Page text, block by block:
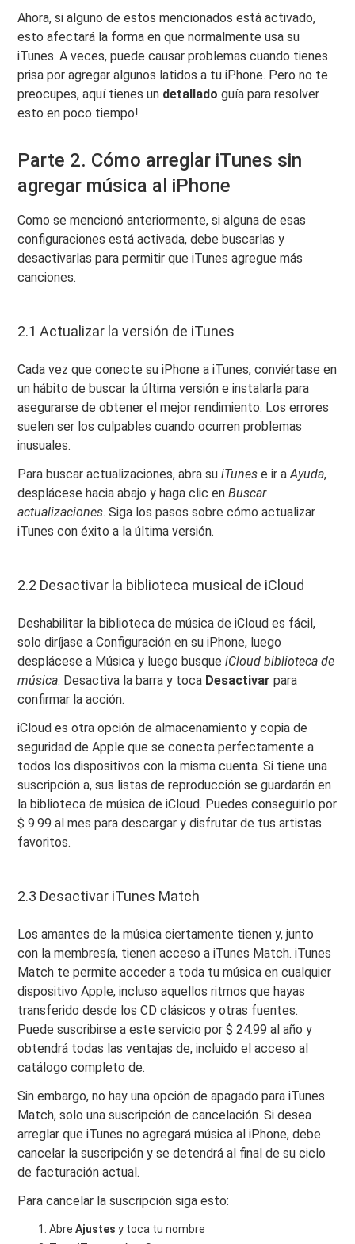
Ahora, si alguno de estos mencionados está activado,
esto afectará la forma en que normalmente usa su
iTunes. A veces, puede causar problemas cuando tienes
prisa por agregar algunos latidos a tu iPhone. Pero no te
preocupes, aquí tienes un detallado guía para resolver
esto en poco tiempo!
Parte 2. Cómo arreglar iTunes sin
agregar música al iPhone
Como se mencionó anteriormente, si alguna de esas
configuraciones está activada, debe buscarlas y
desactivarlas para permitir que iTunes agregue más
canciones.
2.1 Actualizar la versión de iTunes
Cada vez que conecte su iPhone a iTunes, conviértase en
un hábito de buscar la última versión e instalarla para
asegurarse de obtener el mejor rendimiento. Los errores
suelen ser los culpables cuando ocurren problemas
inusuales.
Para buscar actualizaciones, abra suiTunese ir aAyuda,
desplácese hacia abajo y haga clic enBuscar
actualizaciones. Siga los pasos sobre cómo actualizar
iTunes con éxito a la última versión.
2.2 Desactivar la biblioteca musical de iCloud
Deshabilitar la biblioteca de música de iCloud es fácil,
solo diríjase a Configuración en su iPhone, luego
desplácese a Música y luego busqueiCloud biblioteca de
música. Desactiva la barra y toca Desactivar para
confirmar la acción.
iCloud es otra opción de almacenamiento y copia de
seguridad de Apple que se conecta perfectamente a
todos los dispositivos con la misma cuenta. Si tiene una
suscripción a, sus listas de reproducción se guardarán en
la biblioteca de música de iCloud. Puedes conseguirlo por
$ 9.99 al mes para descargar y disfrutar de tus artistas
favoritos.
2.3 Desactivar iTunes Match
Los amantes de la música ciertamente tienen y, junto
con la membresía, tienen acceso a iTunes Match. iTunes
Match te permite acceder a toda tu música en cualquier
dispositivo Apple, incluso aquellos ritmos que hayas
transferido desde los CD clásicos y otras fuentes.
Puede suscribirse a este servicio por $ 24.99 al año y
obtendrá todas las ventajas de, incluido el acceso al
catálogo completo de.
Sin embargo, no hay una opción de apagado para iTunes
Match, solo una suscripción de cancelación. Si desea
arreglar que iTunes no agregará música al iPhone, debe
cancelar la suscripción y se detendrá al final de su ciclo
de facturación actual.
Para cancelar la suscripción siga esto:
AbreAjustes y toca tu nombre